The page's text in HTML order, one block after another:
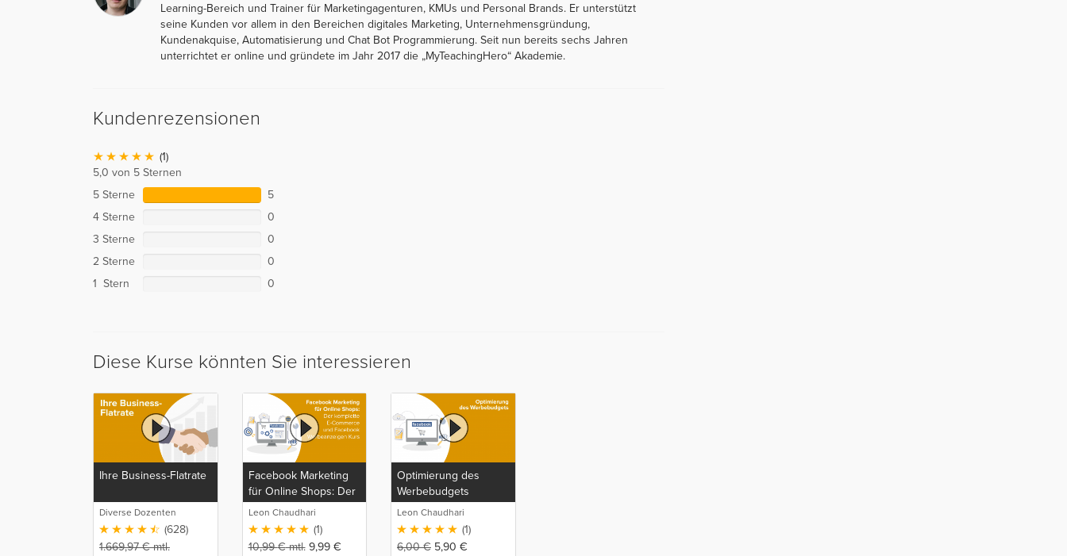
Learning-Bereich und Trainer für Marketingagenturen, KMUs und Personal Brands. Er unterstützt
seine Kunden vor allem in den Bereichen digitales Marketing, Unternehmensgründung,
Kundenakquise, Automatisierung und Chat Bot Programmierung. Seit nun bereits sechs Jahren
unterrichtet er online und gründete im Jahr 2017 die „MyTeachingHero“ Akademie.
Kundenrezensionen
(1)
5,0 von 5 Sternen
5 Sterne
5
4 Sterne
0
3 Sterne
0
2 Sterne
0
1 Stern
0
Diese Kurse könnten Sie interessieren
Ihre Business-Flatrate
Diverse Dozenten
(628)
1.669,97€mtl.
Facebook Marketing
für Online Shops: Der
komplette E-
Commerce und
Leon Chaudhari
(1)
10,99€mtl. 9,99 €
Optimierung des
Werbebudgets
Leon Chaudhari
(1)
6,00€ 5,90 €